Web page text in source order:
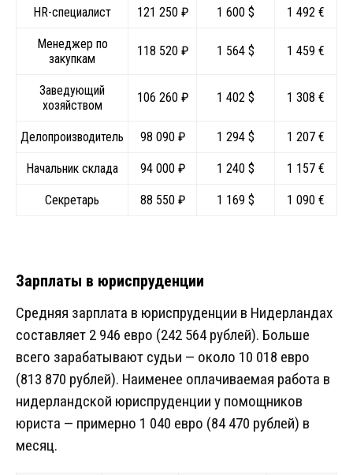
HR-специалист 121 250 ₽ 1 600 $ 1 492 €
Менеджер по
закупкам
118 520 ₽ 1 564 $ 1 459 €
Заведующий
хозяйством
106 260 ₽ 1 402 $ 1 308 €
Делопроизводитель 98 090 ₽ 1 294 $ 1 207 €
Начальник склада 94 000 ₽ 1 240 $ 1 157 €
Секретарь 88 550 ₽ 1 169 $ 1 090 €
Зарплаты в юриспруденции
Средняя зарплата в юриспруденции в Нидерландах
составляет 2 946 евро (242 564 рублей). Больше
всего зарабатывают судьи — около 10 018 евро
(813 870 рублей). Наименее оплачиваемая работа в
нидерландской юриспруденции у помощников
юриста — примерно 1 040 евро (84 470 рублей) в
месяц.